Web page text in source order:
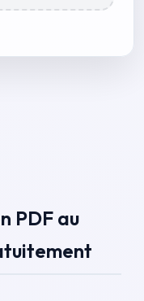
PDF au